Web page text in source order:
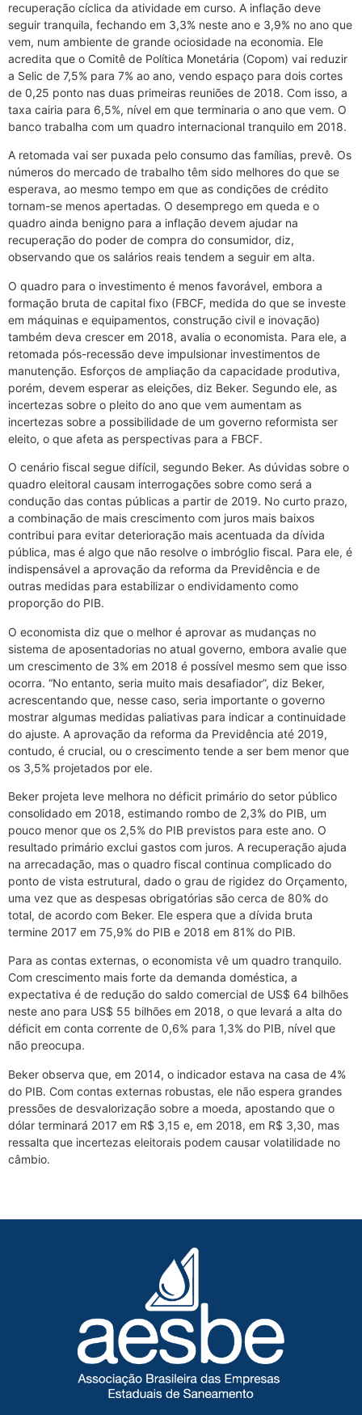
recuperação cíclica da atividade em curso. A inflação deve
seguir tranquila, fechando em 3,3% neste ano e 3,9% no ano que
vem, num ambiente de grande ociosidade na economia. Ele
acredita que o Comitê de Política Monetária (Copom) vai reduzir
a Selic de 7,5% para 7% ao ano, vendo espaço para dois cortes
de 0,25 ponto nas duas primeiras reuniões de 2018. Com isso, a
taxa cairia para 6,5%, nível em que terminaria o ano que vem. O
banco trabalha com um quadro internacional tranquilo em 2018.
A retomada vai ser puxada pelo consumo das famílias, prevê. Os
números do mercado de trabalho têm sido melhores do que se
esperava, ao mesmo tempo em que as condições de crédito
tornam-se menos apertadas. O desemprego em queda e o
quadro ainda benigno para a inflação devem ajudar na
recuperação do poder de compra do consumidor, diz,
observando que os salários reais tendem a seguir em alta.
O quadro para o investimento é menos favorável, embora a
formação bruta de capital fixo (FBCF, medida do que se investe
em máquinas e equipamentos, construção civil e inovação)
também deva crescer em 2018, avalia o economista. Para ele, a
retomada pós-recessão deve impulsionar investimentos de
manutenção. Esforços de ampliação da capacidade produtiva,
porém, devem esperar as eleições, diz Beker. Segundo ele, as
incertezas sobre o pleito do ano que vem aumentam as
incertezas sobre a possibilidade de um governo reformista ser
eleito, o que afeta as perspectivas para a FBCF.
O cenário fiscal segue difícil, segundo Beker. As dúvidas sobre o
quadro eleitoral causam interrogações sobre como será a
condução das contas públicas a partir de 2019. No curto prazo,
a combinação de mais crescimento com juros mais baixos
contribui para evitar deterioração mais acentuada da dívida
pública, mas é algo que não resolve o imbróglio fiscal. Para ele, é
indispensável a aprovação da reforma da Previdência e de
outras medidas para estabilizar o endividamento como
proporção do PIB.
O economista diz que o melhor é aprovar as mudanças no
sistema de aposentadorias no atual governo, embora avalie que
um crescimento de 3% em 2018 é possível mesmo sem que isso
ocorra. “No entanto, seria muito mais desafiador”, diz Beker,
acrescentando que, nesse caso, seria importante o governo
mostrar algumas medidas paliativas para indicar a continuidade
do ajuste. A aprovação da reforma da Previdência até 2019,
contudo, é crucial, ou o crescimento tende a ser bem menor que
os 3,5% projetados por ele.
Beker projeta leve melhora no déficit primário do setor público
consolidado em 2018, estimando rombo de 2,3% do PIB, um
pouco menor que os 2,5% do PIB previstos para este ano. O
resultado primário exclui gastos com juros. A recuperação ajuda
na arrecadação, mas o quadro fiscal continua complicado do
ponto de vista estrutural, dado o grau de rigidez do Orçamento,
uma vez que as despesas obrigatórias são cerca de 80% do
total, de acordo com Beker. Ele espera que a dívida bruta
termine 2017 em 75,9% do PIB e 2018 em 81% do PIB.
Para as contas externas, o economista vê um quadro tranquilo.
Com crescimento mais forte da demanda doméstica, a
expectativa é de redução do saldo comercial de US$ 64 bilhões
neste ano para US$ 55 bilhões em 2018, o que levará a alta do
déficit em conta corrente de 0,6% para 1,3% do PIB, nível que
não preocupa.
Beker observa que, em 2014, o indicador estava na casa de 4%
do PIB. Com contas externas robustas, ele não espera grandes
pressões de desvalorização sobre a moeda, apostando que o
dólar terminará 2017 em R$ 3,15 e, em 2018, em R$ 3,30, mas
ressalta que incertezas eleitorais podem causar volatilidade no
câmbio.